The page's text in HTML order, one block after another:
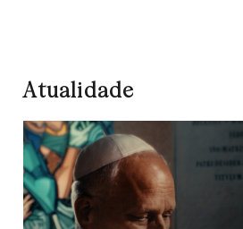
Atualidade